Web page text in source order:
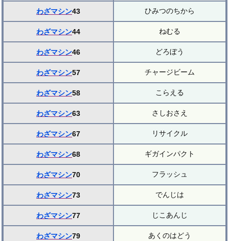
わざマシン43 ひみつのちから
わざマシン44 ねむる
わざマシン46 どろぼう
わざマシン57 チャージビーム
わざマシン58 こらえる
わざマシン63 さしおさえ
わざマシン67 リサイクル
わざマシン68 ギガインパクト
わざマシン70 フラッシュ
わざマシン73 でんじは
わざマシン77 じこあんじ
わざマシン79 あくのはどう